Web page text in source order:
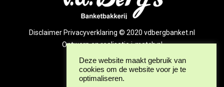
Disclaimer Privacyverklaring © 2020 vdbergbanket.nl
Ontwerp en realisatiei-match.nl
Deze website maakt gebruik van
cookies om de website voor je te
optimaliseren.